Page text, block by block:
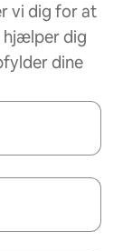
vi dig for at
hjælper dig
dine